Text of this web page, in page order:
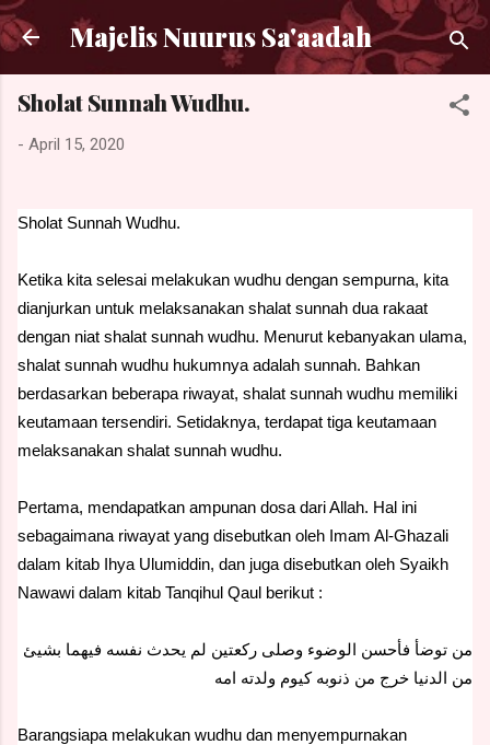
Langsung ke konten utama
Majelis Nuurus Sa'aadah
Sholat Sunnah Wudhu.
- April 15, 2020
Sholat Sunnah Wudhu.
Ketika kita selesai melakukan wudhu dengan sempurna, kita
dianjurkan untuk melaksanakan shalat sunnah dua rakaat
dengan niat shalat sunnah wudhu. Menurut kebanyakan ulama,
shalat sunnah wudhu hukumnya adalah sunnah. Bahkan
berdasarkan beberapa riwayat, shalat sunnah wudhu memiliki
keutamaan tersendiri. Setidaknya, terdapat tiga keutamaan
melaksanakan shalat sunnah wudhu.
Pertama, mendapatkan ampunan dosa dari Allah. Hal ini
sebagaimana riwayat yang disebutkan oleh Imam Al-Ghazali
dalam kitab Ihya Ulumiddin, dan juga disebutkan oleh Syaikh
Nawawi dalam kitab Tanqihul Qaul berikut :
من توضأ فأحسن الوضوء وصلى ركعتين لم يحدث نفسه فيهما بشيئ
من الدنيا خرج من ذنوبه كيوم ولدته امه
Barangsiapa melakukan wudhu dan menyempurnakan